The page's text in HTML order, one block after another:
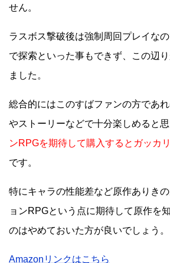
せん。
ラスボス撃破後は強制周回プレイな
で探索といった事もできず、この辺
ました。
総合的にはこのすばファンの方であ
やストーリーなどで十分楽しめると思
ンRPGを期待して購入するとガッカ
です。
特にキャラの性能差など原作ありき
ョンRPGという点に期待して原作を
のはやめておいた方が良いでしょう。
Amazonリンクはこちら